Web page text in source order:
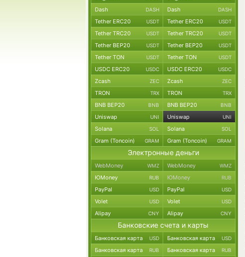
Dash DASH Dash DASH
Tether ERC20 USDT Tether ERC20 USDT
Tether TRC20 USDT Tether TRC20 USDT
Tether BEP20 USDT Tether BEP20 USDT
Tether TON USDT Tether TON USDT
USDC ERC20 USDC USDC ERC20 USDC
Zcash ZEC Zcash ZEC
TRON TRX TRON TRX
BNB BEP20 BNB BNB BEP20 BNB
Uniswap UNI Uniswap UNI
Solana SOL Solana SOL
Gram (Toncoin) GRAM Gram (Toncoin) GRAM
Электронные деньги
WebMoney WMZ WebMoney WMZ
ЮMoney RUB ЮMoney RUB
PayPal USD PayPal USD
Volet USD Volet USD
Alipay CNY Alipay CNY
Банковские счета и карты
Банковская карта USD Банковская карта USD
Банковская карта RUB Банковская карта RUB